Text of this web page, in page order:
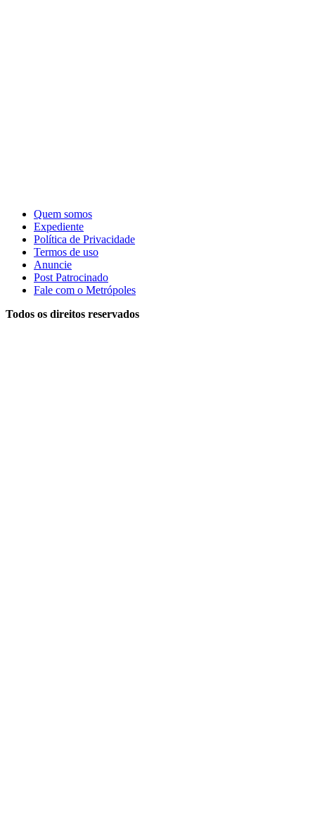
Quem somos
Expediente
Política de Privacidade
Termos de uso
Anuncie
Post Patrocinado
Fale com o Metrópoles
Todos os direitos reservados